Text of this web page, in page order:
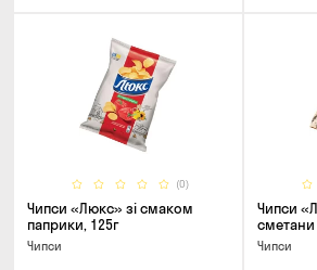
(0)
Чипси «Люкс» зі смаком
паприки, 125г
Чипси
Чипси
сметани
Чипси